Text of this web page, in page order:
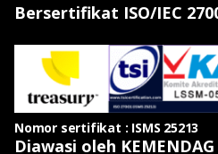
Bersertifikat ISO/IEC
Nomor sertifikat : ISMS 25213
Diawasi oleh KEMENDAG